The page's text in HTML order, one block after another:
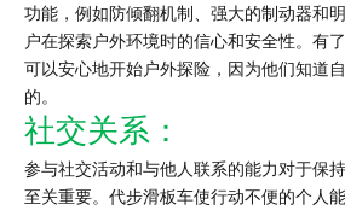
功能，例如防倾翻机制、强大的制动器和
户在探索户外环境时的信心和安全性。有
可以安心地开始户外探险，因为他们知道
的。
社交关系：
参与社交活动和与他人联系的能力对于保
至关重要。代步滑板车使行动不便的个人